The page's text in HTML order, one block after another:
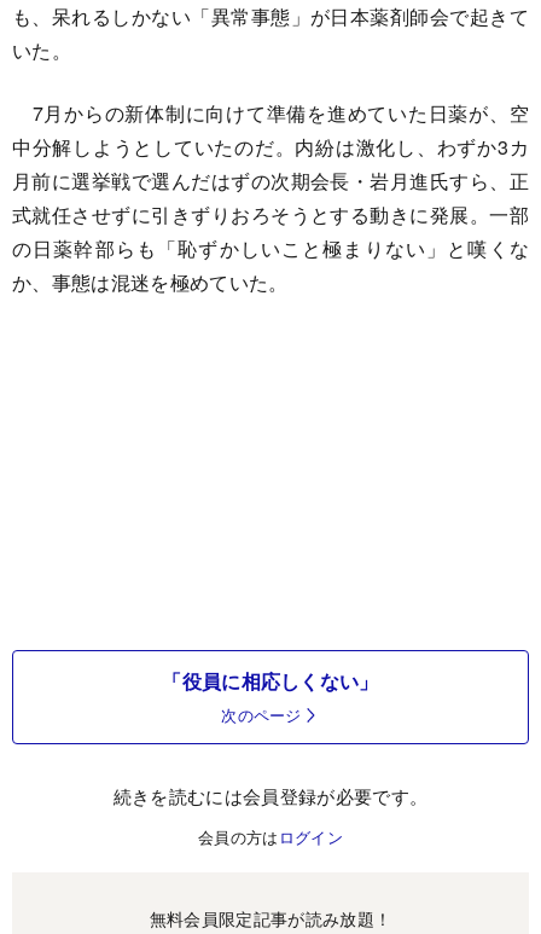
も、呆れるしかない「異常事態」が日本薬剤師会で起きて
いた。
7月からの新体制に向けて準備を進めていた日薬が、空
中分解しようとしていたのだ。内紛は激化し、わずか3カ
月前に選挙戦で選んだはずの次期会長・岩月進氏すら、正
式就任させずに引きずりおろそうとする動きに発展。一部
の日薬幹部らも「恥ずかしいこと極まりない」と嘆くな
か、事態は混迷を極めていた。
「役員に相応しくない」
次のページ
続きを読むには会員登録が必要です。
会員の方は ログイン
無料会員限定記事が読み放題！